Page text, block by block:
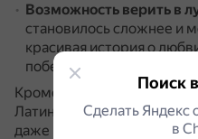
Возможность верить в
становилось сложнее и
красивая история о
побеждает зло, давала
Кроме того, сериал был
Латинской Америке, но и
даже на Филиппинах.
Поиск
Сделать Яндекс
в